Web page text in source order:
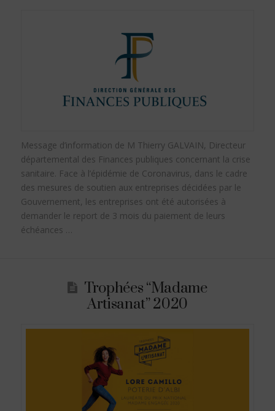
Message d’information de M Thierry GALVAIN, Directeur
départemental des Finances publiques concernant la crise
sanitaire. Face à l’épidémie de Coronavirus, dans le cadre
des mesures de soutien aux entreprises décidées par le
Gouvernement, les entreprises ont été autorisées à
demander le report de 3 mois du paiement de leurs
échéances …
Trophées “Madame
Artisanat” 2020